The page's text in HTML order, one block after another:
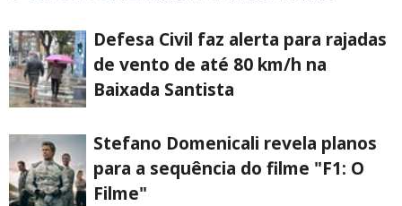
Defesa Civil faz alerta para rajadas
de vento de até 80 km/h na
Baixada Santista
Stefano Domenicali revela planos
para a sequência do filme "F1: O
Filme"